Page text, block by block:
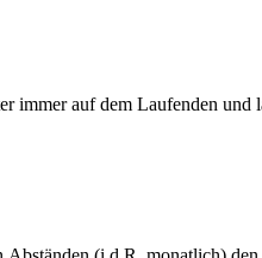
immer auf dem Laufenden und